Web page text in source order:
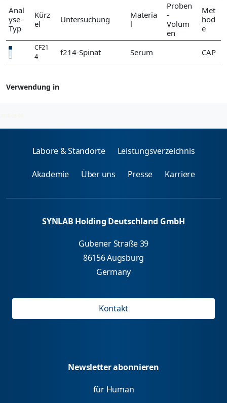
Anal
yse-
Typ
Kürz
el
Untersuchung
Materia
l
Proben
-
Volum
en
Met
hod
e
CF21
4
f214-Spinat Serum CAP
Verwendung in
2026-08-06
Labore & Standorte Leistungsverzeichnis
Akademie Über uns Presse Karriere
SYNLAB Holding Deutschland GmbH
Gubener Straße 39
86156 Augsburg
Germany
Kontakt
Newsletter abonnieren
für Human